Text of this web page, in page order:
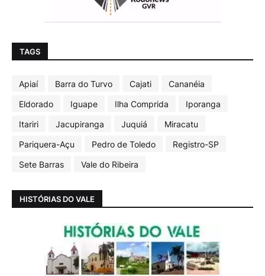
TAGS
Apiaí Barra do Turvo Cajati
Cananéia
Eldorado
Iguape Ilha Comprida
Iporanga
Itariri
Jacupiranga Juquiá
Miracatu
Pariquera-Açu
Pedro de Toledo
Registro-SP
Sete Barras
Vale do Ribeira
HISTÓRIAS DO VALE